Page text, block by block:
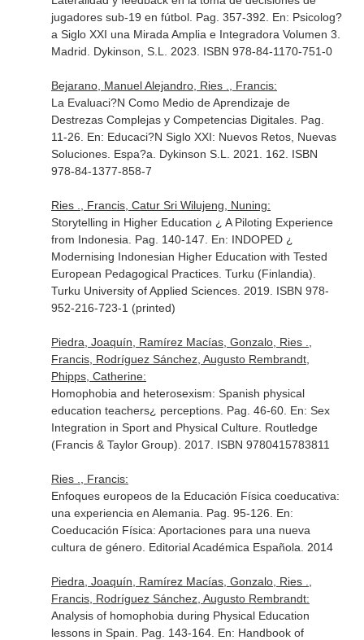
jugadores sub-19 en fútbol. Pag. 357-392. En: Psicolog?
a Siglo XXI una Mirada Amplia e Integradora Volumen 3
Madrid. Dykinson, S.L. 2023. ISBN 978-84-1170-751-0
Bejarano, Manuel Alejandro, Ries ., Francis:
La Evaluaci?N Como Medio de Aprendizaje de
Destrezas Complejas y Competencias Digitales. Pag.
11-26. En: Educaci?N Siglo XXI: Nuevos Retos, Nuevas
Soluciones. Espa?a. Dykinson S.L. 2021. 162. ISBN
978-84-1377-858-7
Ries ., Francis, Catur Sri Wilujeng, Nuning:
Storytelling in Higher Education ¿ A Piloting Experience
from Indonesia. Pag. 140-147. En: INDOPED ¿
Modernising Indonesian Higher Education with Tested
European Pedagogical Practices. Turku (Finlandia).
Turku University of Applied Sciences. 2019. ISBN 978-
952-216-723-1 (printed)
Piedra, Joaquín, Ramírez Macías, Gonzalo, Ries .,
Francis, Rodríguez Sánchez, Augusto Rembrandt,
Phipps, Catherine:
Homophobia and heterosexism: Spanish physical
education teachers¿ perceptions. Pag. 46-60. En: Sex
Integration in Sport and Physical Culture. Routledge
(Francis & Taylor Group). 2017. ISBN 9780415783811
Ries ., Francis:
Enfoques europeos de la Educación Física coeducativa:
una experiencia en Alemania. Pag. 95-126. En:
Coeducación Física: Aportaciones para una nueva
cultura de género. Editorial Académica Española. 2014
Piedra, Joaquín, Ramírez Macías, Gonzalo, Ries .,
Francis, Rodríguez Sánchez, Augusto Rembrandt:
Analysis of homophobia during Physical Education
lessons in Spain. Pag. 143-164. En: Handbook of